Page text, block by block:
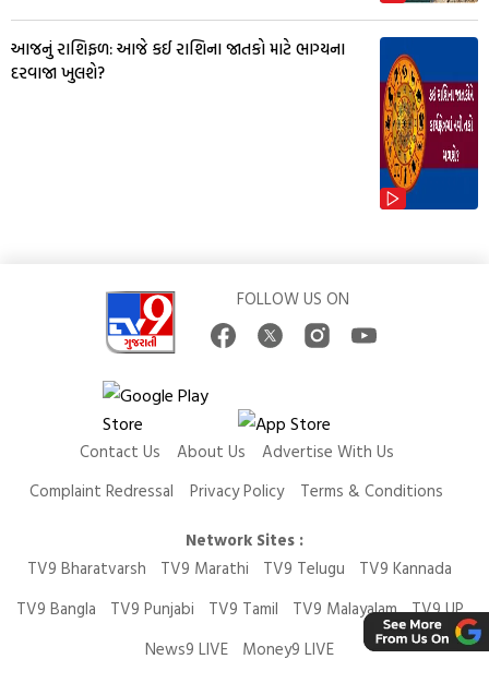
આજનું રાશિફળ: આજે કઈ રાશિના જાતકો માટે ભાગ્યના
દરવાજા ખુલશે?
FOLLOW US ON
Contact Us About Us
Advertise With Us
Complaint Redressal
Privacy Policy
Terms & Conditions
Network Sites :
TV9 Bharatvarsh
TV9 Marathi TV9 Telugu
TV9 Kannada
TV9 Bangla
TV9 Punjabi TV9 Tamil TV9 Malayalam TV9 UP
News9 LIVE
Money9 LIVE